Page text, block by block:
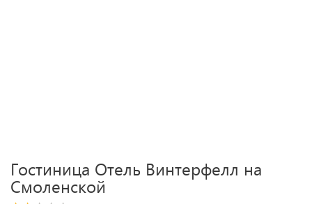
Гостиница Отель Винтерфелл на
Смоленской